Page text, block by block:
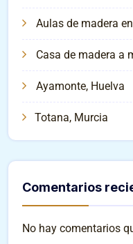
Aulas de madera
Casa de madera a
Ayamonte, Huelva
Totana, Murcia
Comentarios
No hay comentarios